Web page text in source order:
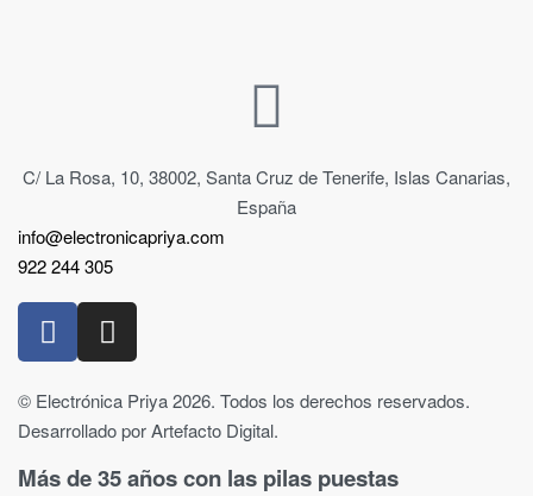
C/ La Rosa, 10, 38002, Santa Cruz de Tenerife, Islas Canarias,
España
info@electronicapriya.com
922 244 305
© Electrónica Priya 2026. Todos los derechos reservados.
Desarrollado por Artefacto Digital.
Más de 35 años con las pilas puestas